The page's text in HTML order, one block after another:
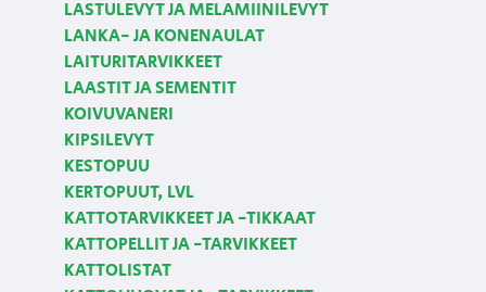
LASTULEVYT JA MELAMIINILEVYT
LANKA- JA KONENAULAT
LAITURITARVIKKEET
LAASTIT JA SEMENTIT
KOIVUVANERI
KIPSILEVYT
KESTOPUU
KERTOPUUT, LVL
KATTOTARVIKKEET JA -TIKKAAT
KATTOPELLIT JA -TARVIKKEET
KATTOLISTAT